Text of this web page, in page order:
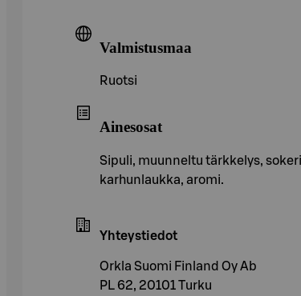
Valmistusmaa
Ruotsi
Ainesosat
Sipuli, muunneltu tärkkelys,
karhunlaukka, aromi.
Yhteystiedot
Orkla Suomi Finland Oy Ab
PL 62, 20101 Turku